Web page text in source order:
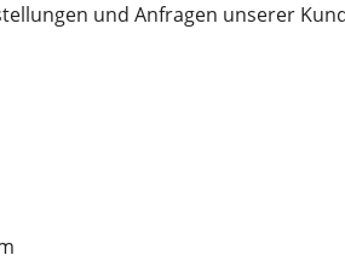
und Anfragen unserer